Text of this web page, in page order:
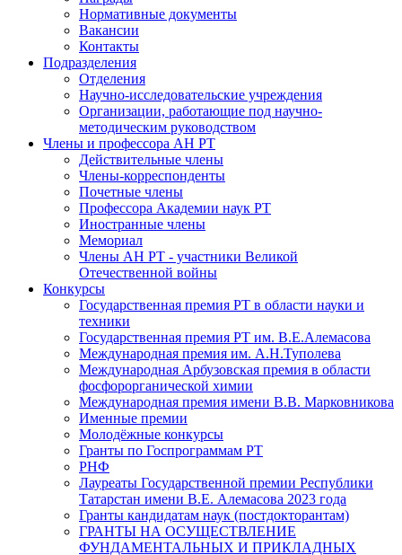
Нормативные документы
Вакансии
Контакты
Подразделения
Отделения
Научно-исследовательские учреждения
Организации, работающие под научно-
методическим руководством
Члены и профессора АН РТ
Действительные члены
Члены-корреспонденты
Почетные члены
Профессора Академии наук РТ
Иностранные члены
Мемориал
Члены АН РТ - участники Великой
Отечественной войны
Конкурсы
Государственная премия РТ в области науки и
техники
Государственная премия РТ им. В.Е.Алемасова
Международная премия им. А.Н.Туполева
Международная Арбузовская премия в области
фосфорорганической химии
Международная премия имени В.В. Марковникова
Именные премии
Молодёжные конкурсы
Гранты по Госпрограммам РТ
РНФ
Лауреаты Государственной премии Республики
Татарстан имени В.Е. Алемасова 2023 года
Гранты кандидатам наук (постдокторантам)
ГРАНТЫ НА ОСУЩЕСТВЛЕНИЕ
ФУНДАМЕНТАЛЬНЫХ И ПРИКЛАДНЫХ